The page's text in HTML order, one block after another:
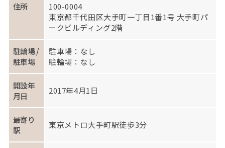
住所
100-0004
東京都千代田区大手町一丁目1番1号 大手町パ
ークビルディング2階
駐輪場 /
駐車場
駐車場：なし
駐輪場：なし
開設年
月日
2017年4月1日
最寄り
駅
東京メトロ大手町駅徒歩3分